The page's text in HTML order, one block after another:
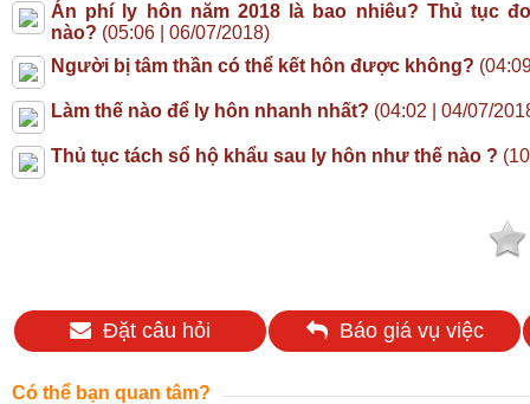
Án phí ly hôn năm 2018 là bao nhiêu? Thủ tục
nào? (05:06 | 06/07/2018)
Người bị tâm thần có thể kết hôn được không?
Làm thế nào để ly hôn nhanh nhất? (04:02 | 04/07/
Thủ tục tách sổ hộ khẩu sau ly hôn như thế nào ?
Đặt câu hỏi Báo giá vụ việc
Có thể bạn quan tâm?